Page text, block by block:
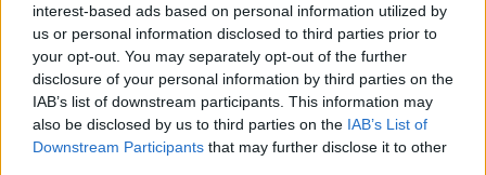
interest-based ads based on personal information utilized by
us or personal information disclosed to third parties prior to
your opt-out. You may separately opt-out of the further
disclosure of your personal information by third parties on the
IAB’s list of downstream participants. This information may
also be disclosed by us to third parties on the IAB’s List of
Downstream Participants that may further disclose it to other
Αν τα χάσατε